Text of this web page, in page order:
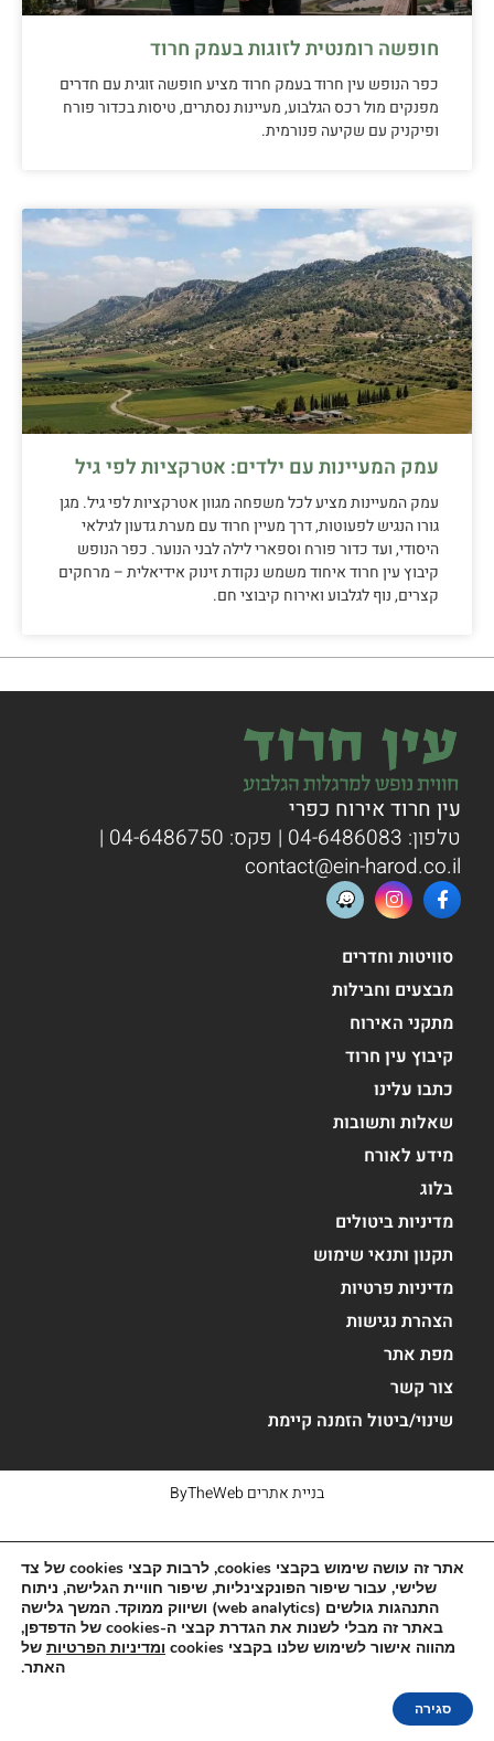
חופשה רומנטית לזוגות בעמק חרוד
כפר הנופש עין חרוד בעמק חרוד מציע חופשה זוגית עם חדרים
מפנקים מול רכס הגלבוע, מעיינות נסתרים, טיסות בכדור פורח
ופיקניק עם שקיעה פנורמית.
עמק המעיינות עם ילדים: אטרקציות לפי גיל
עמק המעיינות מציע לכל משפחה מגוון אטרקציות לפי גיל. מגן
גורו הנגיש לפעוטות, דרך מעיין חרוד עם מערת גדעון לגילאי
היסודי, ועד כדור פורח וספארי לילה לבני הנוער. כפר הנופש
קיבוץ עין חרוד איחוד משמש נקודת זינוק אידיאלית – מרחקים
קצרים, נוף לגלבוע ואירוח קיבוצי חם.
עין חרוד אירוח כפרי
טלפון: 04-6486083 | פקס: 04-6486750 |
contact@ein-harod.co.il
סוויטות וחדרים
מבצעים וחבילות
מתקני האירוח
קיבוץ עין חרוד
כתבו עלינו
שאלות ותשובות
מידע לאורח
בלוג
מדיניות ביטולים
תקנון ותנאי שימוש
מדיניות פרטיות
הצהרת נגישות
מפת אתר
צור קשר
שינוי/ביטול הזמנה קיימת
בניית אתרים ByTheWeb
אתר זה עושה שימוש בקבצי cookies, לרבות קבצי cookies של צד
שלישי, עבור שיפור הפונקצינליות, שיפור חוויית הגלישה, ניתוח
התנהגות גולשים (web analytics) ושיווק ממוקד. המשך גלישה
באתר זה מבלי לשנות את הגדרת קבצי ה-cookies של הדפדפן,
מהווה אישור לשימוש שלנו בקבצי cookies
ומדיניות הפרטיות של
האתר.
סגירה